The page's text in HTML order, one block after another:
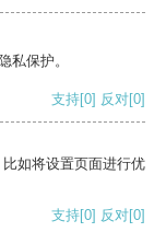
私保护。
支持[0] 反对[0]
如将设置页面进行优
支持[0] 反对[0]